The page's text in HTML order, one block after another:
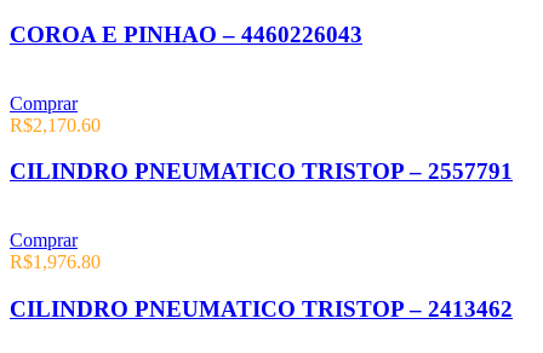
COROA E PINHAO – 4460226043
Comprar
R$2,170.60
CILINDRO PNEUMATICO TRISTOP – 2557791
Comprar
R$1,976.80
CILINDRO PNEUMATICO TRISTOP – 2413462